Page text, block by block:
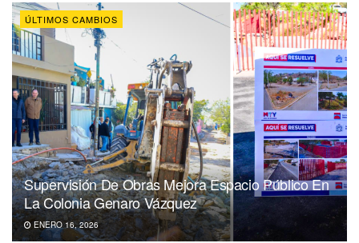
ÚLTIMOS CAMBIOS
Supervisión De Obras Mejora Espacio Público En
La Colonia Genaro Vázquez
ENERO 16, 2026